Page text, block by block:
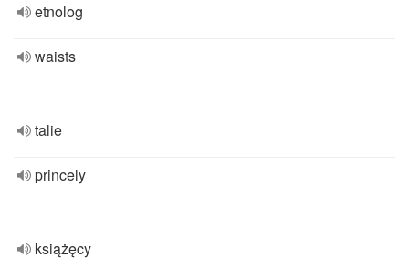
etnolog
waists
talie
princely
książęcy